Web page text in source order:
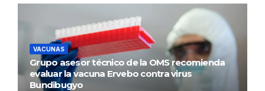
VACUNAS
Grupo asesor técnico de la OMS recomienda
evaluar la vacuna Ervebo contra virus
Bundibugyo